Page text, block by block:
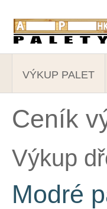
VÝKUP PALET
Ceník
Výkup
Modré